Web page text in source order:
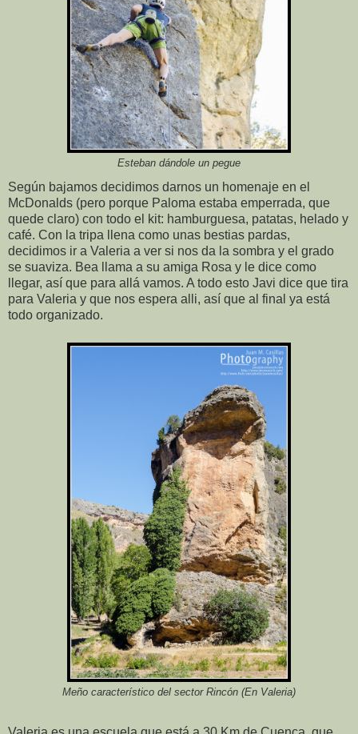
Esteban dándole un pegue
Según bajamos decidimos darnos un homenaje en el
McDonalds (pero porque Paloma estaba emperrada, que
quede claro) con todo el kit: hamburguesa, patatas, helado y
café. Con la tripa llena como unas bestias pardas,
decidimos ir a Valeria a ver si nos da la sombra y el grado
se suaviza. Bea llama a su amiga Rosa y le dice como
llegar, así que para allá vamos. A todo esto Javi dice que tira
para Valeria y que nos espera alli, así que al final ya está
todo organizado.
Meño característico del sector Rincón (En Valeria)